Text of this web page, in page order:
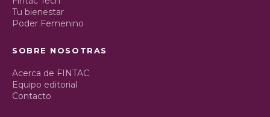
Tu bienestar
Poder Femenino
SOBRE NOSOTRAS
Acerca de FINTAC
Equipo editorial
Contacto